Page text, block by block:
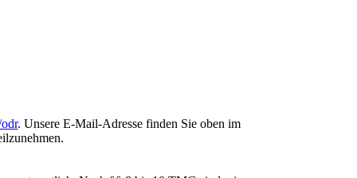
. Unsere E-Mail-Adresse finden Sie oben im